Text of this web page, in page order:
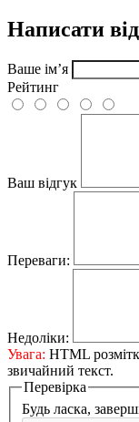
Написати
Ваше ім’я
Рейтинг
Ваш відгук
Переваги:
Недоліки:
Увага: HTML
звичайний текст.
Перевірка
Будь ласка,